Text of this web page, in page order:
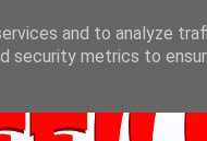
and to analyze
security metrics to